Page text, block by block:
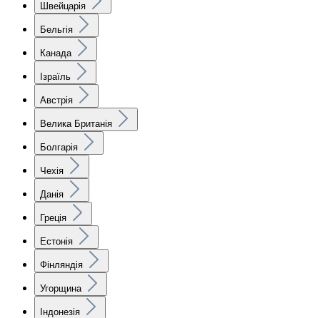
Швейцарія
Бельгія
Канада
Ізраїль
Австрія
Велика Британія
Болгарія
Чехія
Данія
Греція
Естонія
Фінляндія
Угорщина
Індонезія